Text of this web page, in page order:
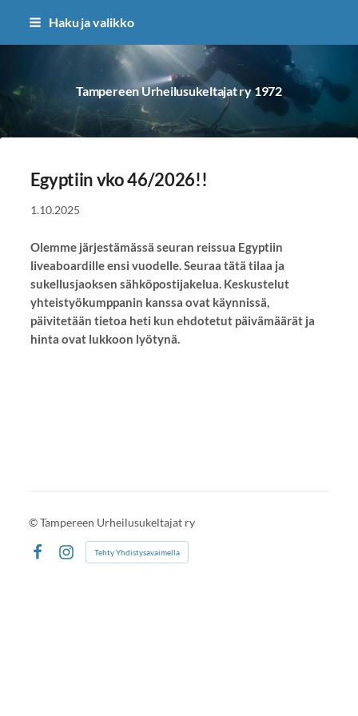
Siirry
Haku ja valikko
Tampereen Urheilusukeltajat ry 1972
Egyptiin vko 46/2026!!
1.10.2025
Olemme järjestämässä seuran reissua Egyptiin
liveaboardille ensi vuodelle. Seuraa tätä tilaa ja
sukellusjaoksen sähköpostijakelua. Keskustelut
yhteistyökumppanin kanssa ovat käynnissä,
päivitetään tietoa heti kun ehdotetut päivämäärät ja
hinta ovat lukkoon lyötynä.
©Tampereen Urheilusukeltajat ry
Instagram
Tehty Yhdistysavaimella